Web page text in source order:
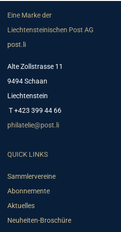
Eine Marke der
Liechtensteinischen Post AG
post.li
Alte Zollstrasse 11
9494 Schaan
Liechtenstein
T +423 399 44 66
philatelie@post.li
QUICK LINKS
Sammlervereine
Abonnemente
Aktuelles
Neuheiten-Broschüre